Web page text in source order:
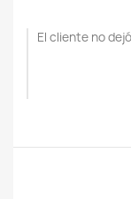
El cliente no